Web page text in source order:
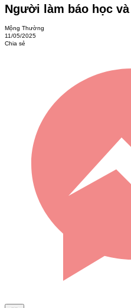
Người làm báo học
Mộng Thường
11/05/2025
Chia sẻ